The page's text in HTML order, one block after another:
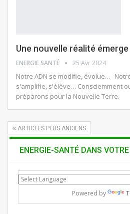
Une nouvelle réalité
ENERGIE SANTÉ 25 Avr 2024
Notre ADN se modifie, évolue…
s'amplifie, s'élève… Consciemment
préparons pour la Nouvelle Terre.
ARTICLES PLUS ANCIENS
ENERGIE-SANTÉ DANS
Powered by